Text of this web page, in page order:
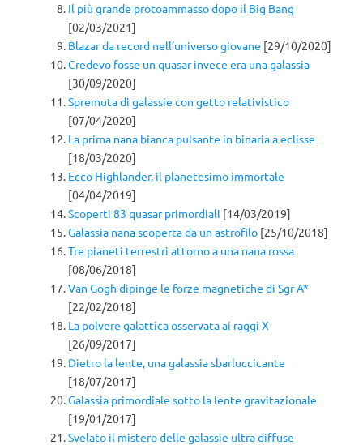
Il più grande protoammasso dopo il Big Bang
[02/03/2021]
Blazar da record nell’universo giovane [29/10/2020]
Credevo fosse un quasar invece era una galassia
[30/09/2020]
Spremuta di galassie con getto relativistico
[07/04/2020]
La prima nana bianca pulsante in binaria a eclisse
[18/03/2020]
Ecco Highlander, il planetesimo immortale
[04/04/2019]
Scoperti 83 quasar primordiali [14/03/2019]
Galassia nana scoperta da un astrofilo [25/10/2018]
Tre pianeti terrestri attorno a una nana rossa
[08/06/2018]
Van Gogh dipinge le forze magnetiche di Sgr A*
[22/02/2018]
La polvere galattica osservata ai raggi X
[26/09/2017]
Dietro la lente, una galassia sbarluccicante
[18/07/2017]
Galassia primordiale sotto la lente gravitazionale
[19/01/2017]
Svelato il mistero delle galassie ultra diffuse